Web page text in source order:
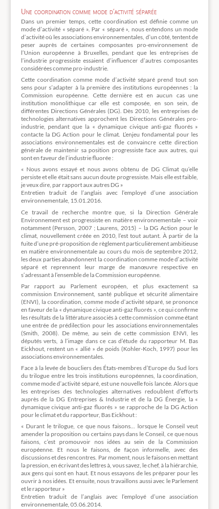
Une coordination comme mode d’activité séparée
Dans un premier temps, cette coordination est définie comme un
mode d’activité « séparé ». Par « séparé », nous entendons un mode
d’activité où les associations environnementales, d’un côté, tentent de
peser auprès de certaines composantes pro-environnement de
l’Union européenne à Bruxelles, pendant que les entreprises de
l’industrie progressiste essaient d’influencer d’autres composantes
considérées comme pro-industrie.
Cette coordination comme mode d’activité séparé prend tout son
sens pour s’adapter à la première des institutions européennes : la
Commission européenne. Cette dernière est en aucun cas une
institution monolithique car elle est composée, en son sein, de
différentes Directions Générales (DG). Dès 2010, les entreprises de
technologies alternatives approchent les Directions Générales pro-
industrie, pendant que la « dynamique civique anti-gaz fluorés »
contacte la DG Action pour le climat. L’enjeu fondamental pour les
associations environnementales est de convaincre cette direction
générale de maintenir sa position progressiste face aux autres, qui
sont en faveur de l’industrie fluorée :
« Nous avons essayé et nous avons obtenu de DG Climat qu’elle
persiste et elle était sans aucun doute progressiste. Mais elle est faible,
je veux dire, par rapport aux autres DG »
Entretien traduit de l’anglais avec l’employé d’une association
environnementale, 15.01.2016.
Ce travail de recherche montre que, si la Direction Générale
Environnement est progressiste en matière environnementale – voir
notamment (Persson, 2007 ; Laurens, 2015) – la DG Action pour le
climat, nouvellement créée en 2010, l’est tout autant. À partir de la
fuite d’une pré-proposition de règlement particulièrement ambitieuse
en matière environnementale au cours du mois de septembre 2012,
les deux parties abandonnent la coordination comme mode d’activité
séparé et reprennent leur marge de manœuvre respective en
s’adressant à l’ensemble de la Commission européenne.
Par rapport au Parlement européen, et plus exactement sa
commission Environnement, santé publique et sécurité alimentaire
(ENVI), la coordination, comme mode d’activité séparé, se prononce
en faveur de la « dynamique civique anti-gaz fluorés », ce qui confirme
les résultats de la littérature associés à cette commission comme étant
une entrée de prédilection pour les associations environnementales
(Smith, 2008). De même, au sein de cette commission ENVI, les
députés verts, à l’image dans ce cas d’étude du rapporteur M. Bas
Eickhout, restent un « allié » de poids (Kohler-Koch, 1997) pour les
associations environnementales.
Face à la levée de boucliers des États-membres d’Europe du Sud lors
du trilogue entre les trois institutions européennes, la coordination,
comme mode d’activité séparé, est une nouvelle fois lancée. Alors que
les entreprises des technologies alternatives redoublent d’efforts
auprès de la DG Entreprises & Industrie et de la DG Énergie, la «
dynamique civique anti-gaz fluorés » se rapproche de la DG Action
pour le climat et du rapporteur, Bas Eickhout :
« Durant le trilogue, ce que nous faisons… lorsque le Conseil veut
amender la proposition ou certains pays dans le Conseil, ce que nous
faisons, c’est promouvoir nos idées au sein de la Commission
européenne. Et nous le faisons, de façon informelle, avec des
discussions et des rencontres. Par moment, nous le faisons en mettant
la pression, en écrivant des lettres à, vous savez, le chef, à la hiérarchie,
aux gens qui sont en haut. Et nous essayons de les préparer pour les
ouvrir à nos idées. Et ensuite, nous travaillons aussi avec le Parlement
et le rapporteur »
Entretien traduit de l’anglais avec l’employé d’une association
environnementale, 05.06.2014.